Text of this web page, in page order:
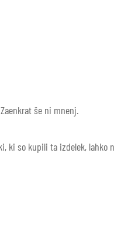
Zaenkrat še ni mnenj.
ki so kupili ta izdelek, lahko